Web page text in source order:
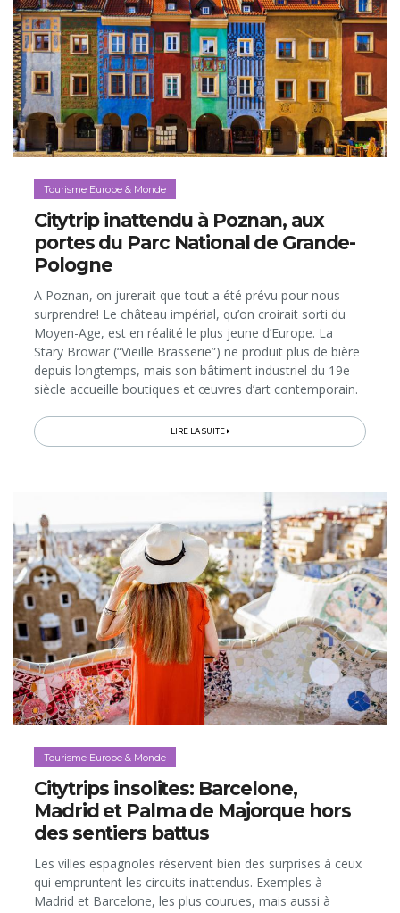
Tourisme Europe & Monde
Citytrip inattendu à Poznan, aux
portes du Parc National de Grande-
Pologne
A Poznan, on jurerait que tout a été prévu pour nous
surprendre! Le château impérial, qu’on croirait sorti du
Moyen-Age, est en réalité le plus jeune d’Europe. La
Stary Browar (“Vieille Brasserie”) ne produit plus de bière
depuis longtemps, mais son bâtiment industriel du 19e
siècle accueille boutiques et œuvres d’art contemporain.
LIRE LA SUITE
Tourisme Europe & Monde
Citytrips insolites: Barcelone,
Madrid et Palma de Majorque hors
des sentiers battus
Les villes espagnoles réservent bien des surprises à ceux
qui empruntent les circuits inattendus. Exemples à
Madrid et Barcelone, les plus courues, mais aussi à